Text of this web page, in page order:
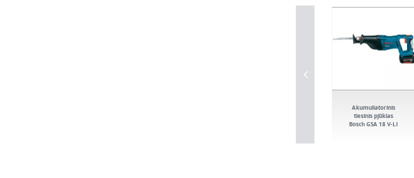
Akumuliatorinis
tiesinis pjūklas
Bosch GSA 18 V-LI